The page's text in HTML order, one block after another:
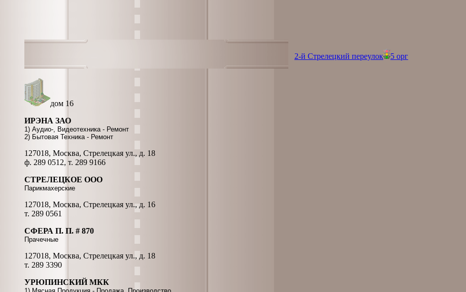
2-й Стрелецкий переулок 5 орг
дом 16
ИРЭНА ЗАО
1) Аудио-, Видеотехника - Ремонт
2) Бытовая Техника - Ремонт
127018, Москва, Стрелецкая ул., д. 18
ф. 289 0512, т. 289 9166
СТРЕЛЕЦКОЕ ООО
Парикмахерские
127018, Москва, Стрелецкая ул., д. 16
т. 289 0561
СФЕРА П. П. # 870
Прачечные
127018, Москва, Стрелецкая ул., д. 18
т. 289 3390
УРЮПИНСКИЙ МКК